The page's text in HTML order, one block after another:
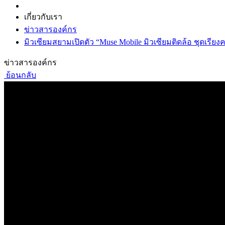
เกี่ยวกับเรา
ข่าวสารองค์กร
มิวเซียมสยามเปิดตัว “Muse Mobile มิวเซียมติดล้อ ชุดเรีย
ข่าวสารองค์กร
ย้อนกลับ